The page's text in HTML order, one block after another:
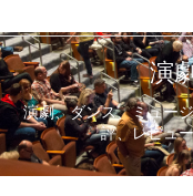
演
演劇、ダンス、ミュー
評、レビュ